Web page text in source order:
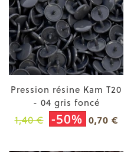
Pression résine Kam T20
- 04 gris foncé
1,40 € -50% 0,70 €